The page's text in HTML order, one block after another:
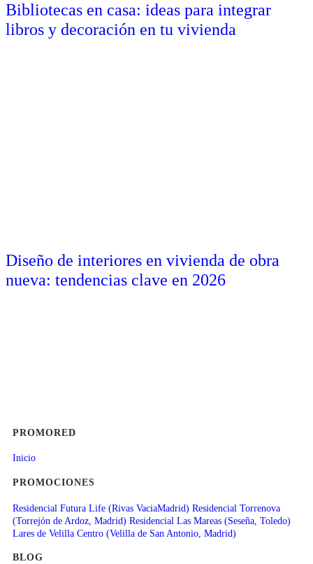
Bibliotecas en casa: ideas para integrar
libros y decoración en tu vivienda
Diseño de interiores en vivienda de obra
nueva: tendencias clave en 2026
PROMORED
Inicio
PROMOCIONES
Residencial Futura Life (Rivas VaciaMadrid) Residencial Torrenova
(Torrejón de Ardoz, Madrid) Residencial Las Mareas (Seseña, Toledo)
Lares de Velilla Centro (Velilla de San Antonio, Madrid)
BLOG